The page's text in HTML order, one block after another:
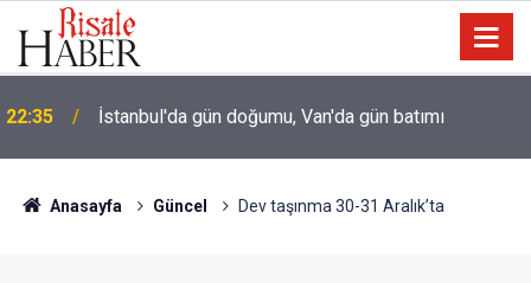
21:00
İmam Hatip öğrencisi: Hocamız Abdülmecid Nursi'yi
üstü çamurlu gördüğümde irkildim
Anasayfa Güncel Dev taşınma 30-31 Aralık’ta